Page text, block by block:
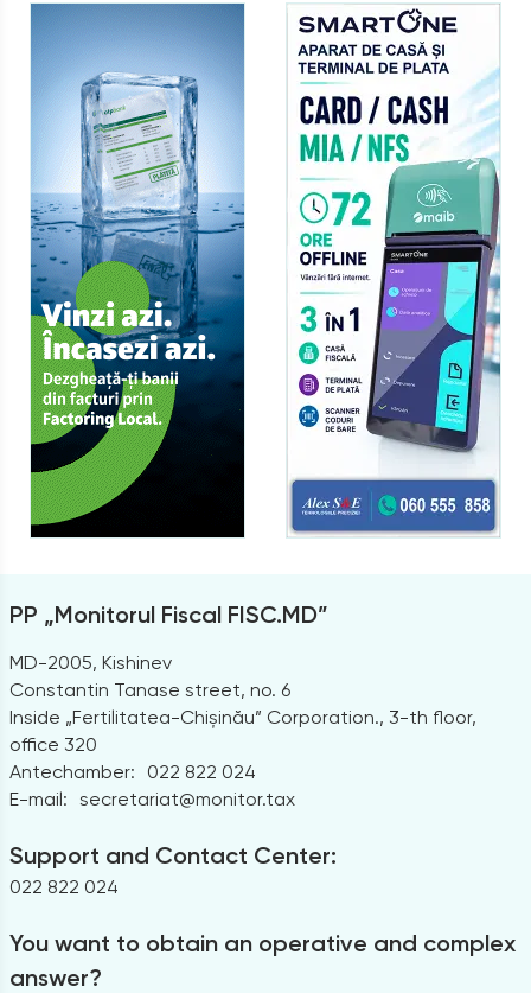
PP „Monitorul Fiscal FISC.MD”
MD-2005, Kishinev
Constantin Tanase street, no. 6
Inside „Fertilitatea-Chișinău” Corporation., 3-th floor,
office 320
Antechamber:
022 822 024
E-mail: secretariat@monitor.tax
Support and Contact Center:
022 822 024
You want to obtain an operative and complex
answer?